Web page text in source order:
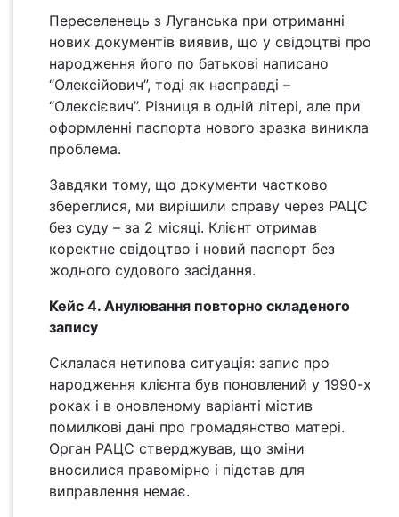
Переселенець з Луганська при отриманні
нових документів виявив, що у свідоцтві про
народження його по батькові написано
“Олексійович”, тоді як насправді –
“Олексієвич”. Різниця в одній літері, але при
оформленні паспорта нового зразка виникла
проблема.
Завдяки тому, що документи частково
збереглися, ми вирішили справу через РАЦС
без суду – за 2 місяці. Клієнт отримав
коректне свідоцтво і новий паспорт без
жодного судового засідання.
Кейс 4. Анулювання повторно складеного
запису
Склалася нетипова ситуація: запис про
народження клієнта був поновлений у 1990-х
роках і в оновленому варіанті містив
помилкові дані про громадянство матері.
Орган РАЦС стверджував, що зміни
вносилися правомірно і підстав для
виправлення немає.